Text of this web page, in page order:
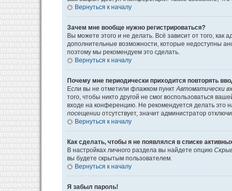
Вернуться к началу
Зачем мне вообще нужно регистрироваться?
Вы можете этого и не делать. Всё зависит от того,
дополнительные возможности, которые недоступны
поэтому мы рекомендуем это сделать.
Вернуться к началу
Почему мне периодически приходится повторять
Если вы не отметили флажком пунктАвтоматически
того, чтобы никто другой не смог воспользоваться
входе на конференцию. Не рекомендуется делать это
посещении отсутствует, значит администратор
Вернуться к началу
Как сделать, чтобы я не появлялся в списке
В настройках личного раздела вы найдете опцию
вы будете скрытым пользователем.
Вернуться к началу
Я забыл пароль!